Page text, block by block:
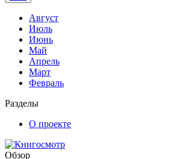
Август
Июль
Июнь
Май
Апрель
Март
Февраль
Разделы
О проекте
Обзор